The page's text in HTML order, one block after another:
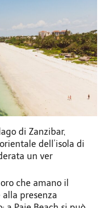
di Zanzibar,
dell’isola di
un ver
che amano il
presenza